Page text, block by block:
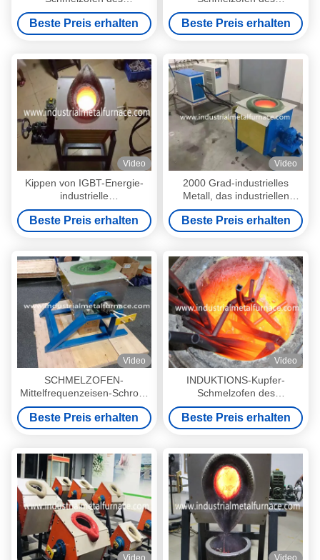
Metall250kg
Beste Preis erhalten
Metall160kw
Beste Preis erhalten
Video
Kippen von IGBT-Energie-
industrielle
Metallschmelzofen-
elektrischen kupfernen
Schmelzofen
Beste Preis erhalten
Video
2000 Grad-industrielles
Metall, das industriellen
Induktionsofen für Gold SS
schmilzt, verkupfern
Aluminium
Beste Preis erhalten
Video
SCHMELZOFEN-
Mittelfrequenzeisen-Schrott-
schmelzende Maschine
25KW 5KG industrieller Stahl
Beste Preis erhalten
Video
INDUKTIONS-Kupfer-
Schmelzofen des
elektrische Stahl
Beste Preis erhalten
Video Video